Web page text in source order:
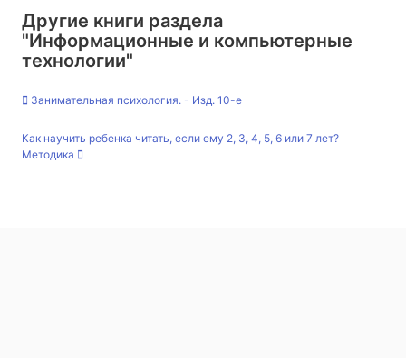
Другие книги раздела
"Информационные и компьютерные
технологии"
Занимательная психология. - Изд. 10-е
Как научить ребенка читать, если ему 2, 3, 4, 5, 6 или 7 лет?
Методика